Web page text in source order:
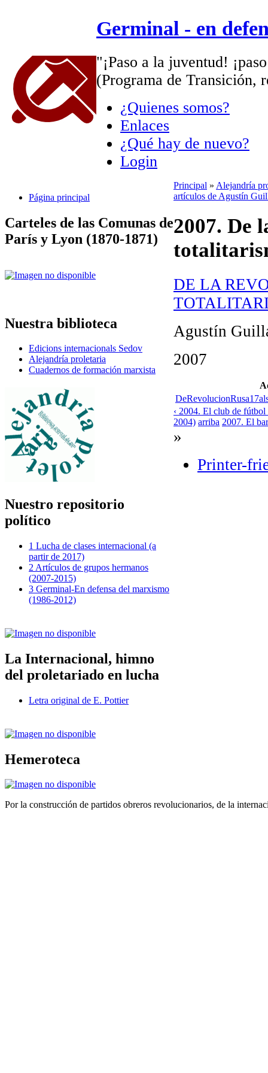
Germinal - en
"¡Paso a la juventud!
(Programa de Transición,
¿Quienes somos?
Enlaces
¿Qué hay de nuevo?
Login
Página principal
Carteles de las Comunas de
París y Lyon (1870-1871)
Nuestra biblioteca
Edicions internacionals Sedov
Alejandría proletaria
Cuadernos de formación marxista
Nuestro repositorio
político
1 Lucha de clases internacional (a
partir de 2017)
2 Artículos de grupos hermanos
(2007-2015)
3 Germinal-En defensa del marxismo
(1986-2012)
La Internacional, himno
del proletariado en lucha
Letra original de E. Pottier
Hemeroteca
Principal » Alejandría
artículos de Agustín
2007. De
DE LA
Agustín
2007
‹ 2004. El club de
2004) arriba 2007. El
»
Printer-
Por la construcción de partidos obreros revolucionarios, de la